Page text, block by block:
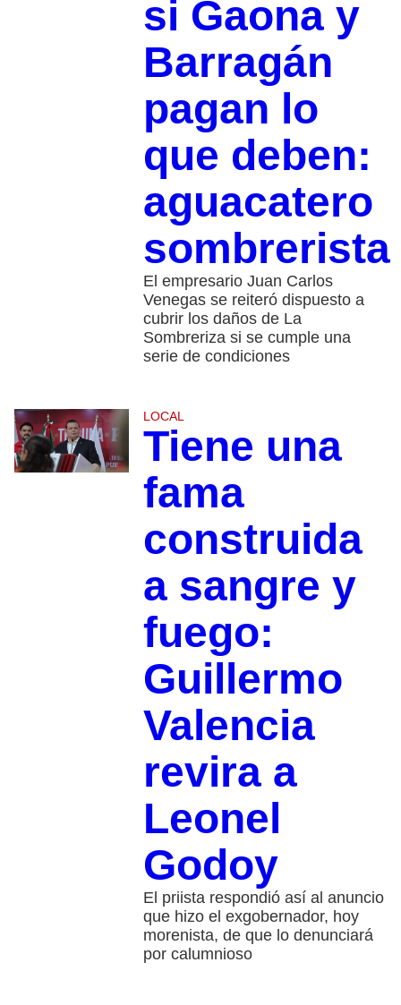
si Gaona y
Barragán
pagan lo
que deben:
aguacatero
sombrerista
El empresario Juan Carlos
Venegas se reiteró dispuesto a
cubrir los daños de La
Sombreriza si se cumple una
serie de condiciones
LOCAL
Tiene una
fama
construida
a sangre y
fuego:
Guillermo
Valencia
revira a
Leonel
Godoy
El priista respondió así al anuncio
que hizo el exgobernador, hoy
morenista, de que lo denunciará
por calumnioso